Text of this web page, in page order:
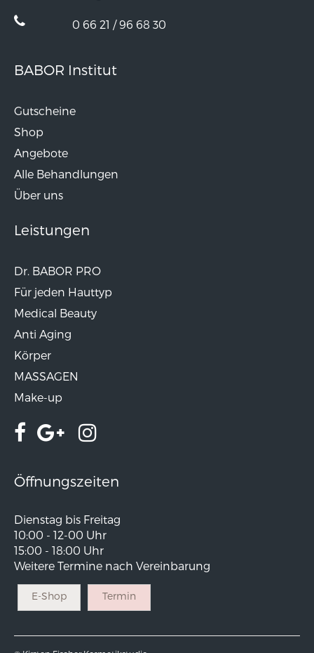
0 66 21 / 96 68 30
BABOR Institut
Gutscheine
Shop
Angebote
Alle Behandlungen
Über uns
Leistungen
Dr. BABOR PRO
Für jeden Hauttyp
Medical Beauty
Anti Aging
Körper
MASSAGEN
Make-up
Öffnungszeiten
Dienstag bis Freitag
10:00 - 12-00 Uhr
15:00 - 18:00 Uhr
Weitere Termine nach Vereinbarung
E-Shop Termin